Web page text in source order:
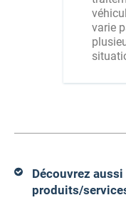
varie
Découvrez
produits/